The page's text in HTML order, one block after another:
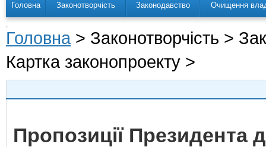
Головна Законотворчість Законодавство Очищення
Головна > Законотворчість >
Картка законопроекту >
Пропозиції Президента